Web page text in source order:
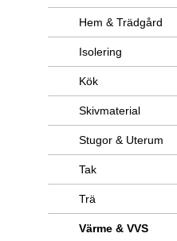
Hem & Trädgård
Isolering
Kök
Skivmaterial
Stugor & Uterum
Tak
Trä
Värme & VVS